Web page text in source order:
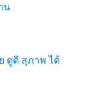
น
ดูดี สุภาพ ได้